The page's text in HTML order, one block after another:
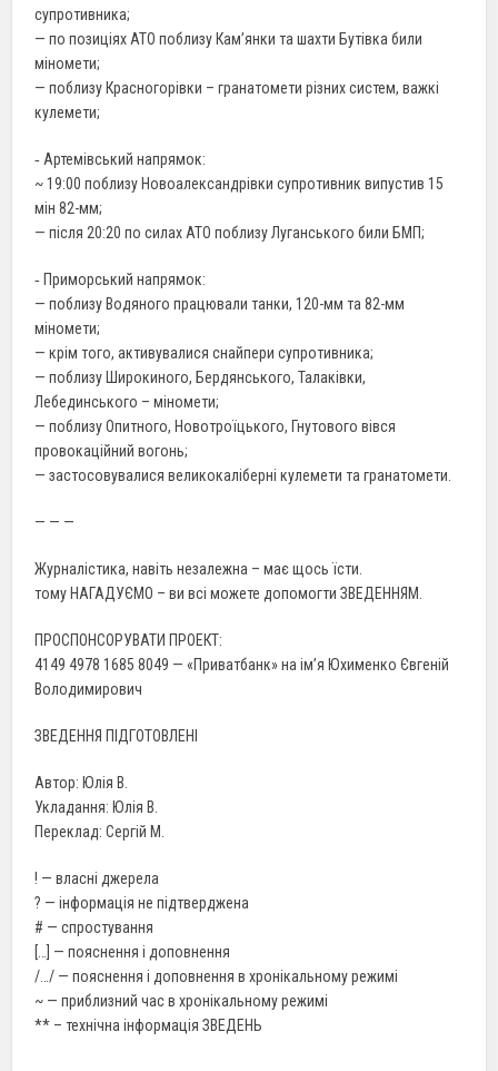
супротивника;
— по позиціях АТО поблизу Кам’янки та шахти Бутівка били
міномети;
— поблизу Красногорівки – гранатомети різних систем, важкі
кулемети;
‐ Артемівський напрямок:
~ 19:00 поблизу Новоалександрівки супротивник випустив 15
мін 82-мм;
— після 20:20 по силах АТО поблизу Луганського били БМП;
‐ Приморський напрямок:
— поблизу Водяного працювали танки, 120-мм та 82-мм
міномети;
— крім того, активувалися снайпери супротивника;
— поблизу Широкиного, Бердянського, Талаківки,
Лебединського – міномети;
— поблизу Опитного, Новотроїцького, Гнутового вівся
провокаційний вогонь;
— застосовувалися великокаліберні кулемети та гранатомети.
— — —
Журналістика, навіть незалежна – має щось їсти.
тому НАГАДУЄМО – ви всі можете допомогти ЗВЕДЕННЯМ.
ПРОСПОНСОРУВАТИ ПРОЕКТ:
4149 4978 1685 8049 — «Приватбанк» на ім’я Юхименко Євгеній
Володимирович
ЗВЕДЕННЯ ПІДГОТОВЛЕНІ
Автор: Юлія В.
Укладання: Юлія В.
Переклад: Сергій М.
! — власні джерела
? — інформація не підтверджена
# — спростування
[…] — пояснення і доповнення
/…/ — пояснення і доповнення в хронікальному режимі
~ — приблизний час в хронікальному режимі
** – технічна інформація ЗВЕДЕНЬ